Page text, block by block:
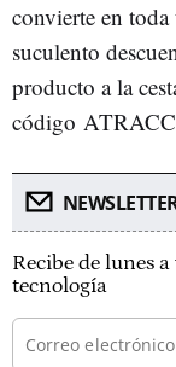
convierte en toda
suculento
producto a la
código
Recibe de lunes
tecnología